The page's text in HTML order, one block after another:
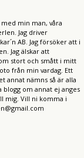
med min man, våra
Jag driver
AB. Jag försöker att i
Jag älskar att
stort och smått i mitt
från min vardag. Ett
annat nämns så är alla
om annat ej anges
mig. Vill ni komma i